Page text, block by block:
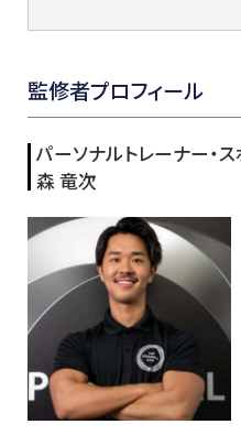
監修者プロフィール
パーソナルトレーナー・
森 竜次